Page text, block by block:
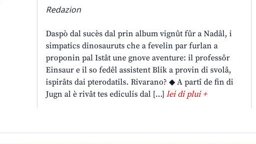
Redazion
Daspò dal sucès dal prin album vignût fûr a Nadâl, i
simpatics dinosauruts che a fevelin par furlan a
proponin pal Istât une gnove aventure: il professôr
Einsaur e il so fedêl assistent Blik a provin di svolâ,
ispirâts dai pterodatils. Rivarano? ◆ A partî de fin di
Jugn al è rivât tes ediculis dal […] lei di plui +